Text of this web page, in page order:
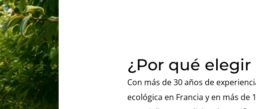
¿Por qué elegir
Con más de 30 años de
ecológica en Francia y en más de